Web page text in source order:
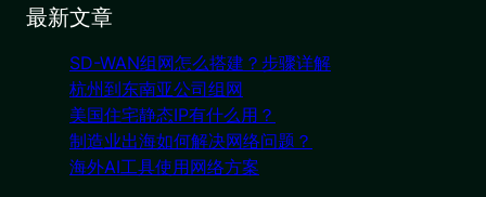
最新文章
SD-WAN组网怎么搭建？步骤详解
杭州到东南亚公司组网
美国住宅静态IP有什么用？
制造业出海如何解决网络问题？
海外AI工具使用网络方案